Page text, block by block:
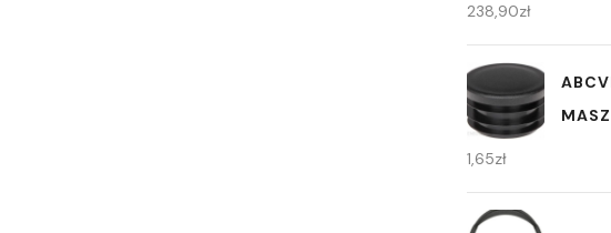
238,90zł
1,65zł